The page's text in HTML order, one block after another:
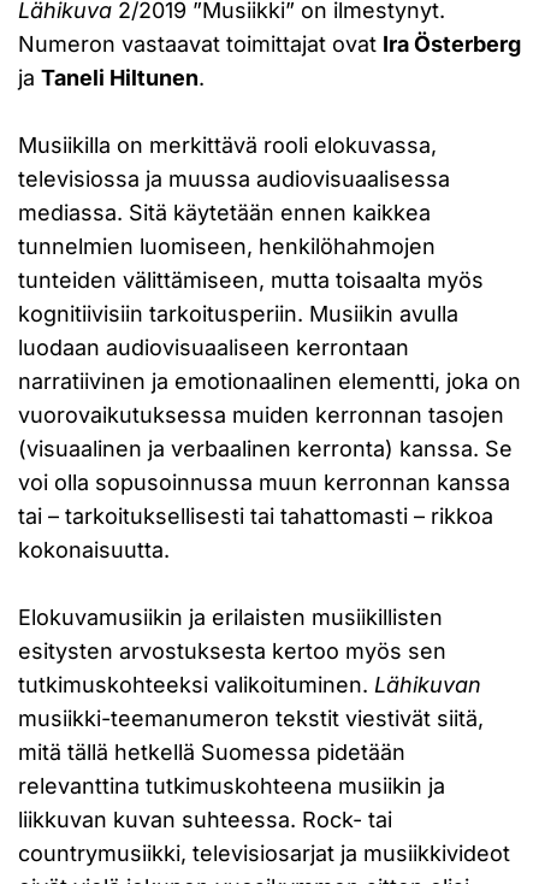
Lähikuva 2/2019 ”Musiikki” on ilmestynyt.
Numeron vastaavat toimittajat ovat Ira Österberg
ja Taneli Hiltunen.
Musiikilla on merkittävä rooli elokuvassa,
televisiossa ja muussa audiovisuaalisessa
mediassa. Sitä käytetään ennen kaikkea
tunnelmien luomiseen, henkilöhahmojen
tunteiden välittämiseen, mutta toisaalta myös
kognitiivisiin tarkoitusperiin. Musiikin avulla
luodaan audiovisuaaliseen kerrontaan
narratiivinen ja emotionaalinen elementti, joka on
vuorovaikutuksessa muiden kerronnan tasojen
(visuaalinen ja verbaalinen kerronta) kanssa. Se
voi olla sopusoinnussa muun kerronnan kanssa
tai – tarkoituksellisesti tai tahattomasti – rikkoa
kokonaisuutta.
Elokuvamusiikin ja erilaisten musiikillisten
esitysten arvostuksesta kertoo myös sen
tutkimuskohteeksi valikoituminen. Lähikuvan
musiikki-teemanumeron tekstit viestivät siitä,
mitä tällä hetkellä Suomessa pidetään
relevanttina tutkimuskohteena musiikin ja
liikkuvan kuvan suhteessa. Rock- tai
countrymusiikki, televisiosarjat ja musiikkivideot